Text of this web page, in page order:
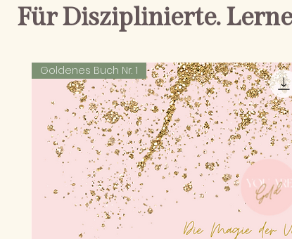
Für Disziplinierte.
Goldenes Buch Nr. 1